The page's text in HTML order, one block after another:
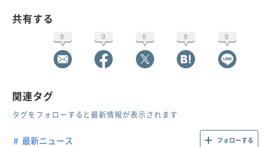
共有する
0 0 0 0 0
関連タグ
タグをフォローすると最新情報が表示されます
最新ニュース フォローする